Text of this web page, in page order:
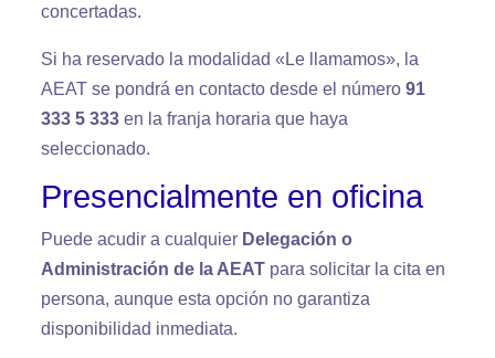
concertadas.
Si ha reservado la modalidad «Le llamamos», la
AEAT se pondrá en contacto desde el número 91
333 5 333en la franja horaria que haya
seleccionado.
Presencialmente en oficina
Puede acudir a cualquier Delegación o
Administración de la AEATpara solicitar la cita en
persona, aunque esta opción no garantiza
disponibilidad inmediata.